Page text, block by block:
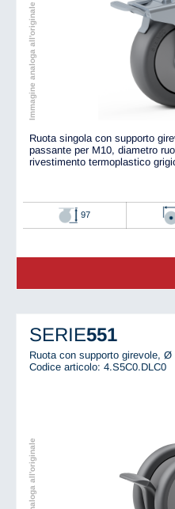
Immagine analoga all'originale
Ruota singola con supporto
passante per M10, diametro
rivestimento termoplastico
97
SERIE551
Ruota con supporto girevole, Ø
Codice articolo: 4.S5C0.DLC0